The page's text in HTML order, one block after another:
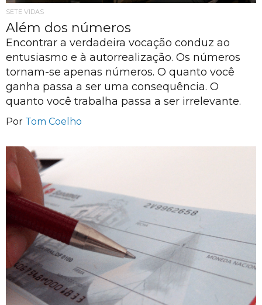
SETE VIDAS
Além dos números
Encontrar a verdadeira vocação conduz ao
entusiasmo e à autorrealização. Os números
tornam-se apenas números. O quanto você
ganha passa a ser uma consequência. O
quanto você trabalha passa a ser irrelevante.
Por Tom Coelho